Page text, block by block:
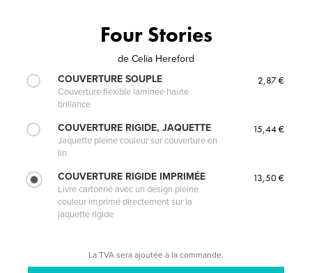
Four Stories
de Celia Hereford
COUVERTURE SOUPLE
Couverture flexible laminée haute
brillance
2,87 €
COUVERTURE RIGIDE, JAQUETTE
Jaquette pleine couleur sur couverture en
lin
15,44 €
COUVERTURE RIGIDE IMPRIMÉE
Livre cartonné avec un design pleine
couleur imprimé directement sur la
jaquette rigide
13,50 €
La TVA sera ajoutée à la commande.